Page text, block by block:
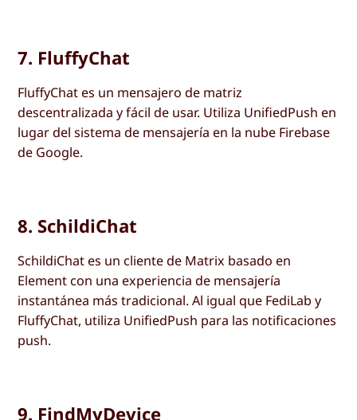
7. FluffyChat
FluffyChat es un mensajero de matriz
descentralizada y fácil de usar. Utiliza UnifiedPush en
lugar del sistema de mensajería en la nube Firebase
de Google.
8. SchildiChat
SchildiChat es un cliente de Matrix basado en
Element con una experiencia de mensajería
instantánea más tradicional. Al igual que FediLab y
FluffyChat, utiliza UnifiedPush para las notificaciones
push.
9. FindMyDevice